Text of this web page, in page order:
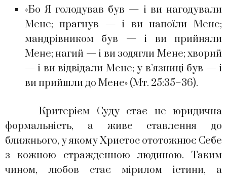
«Бо Я голодував був — і ви нагодували
Мене; прагнув — і ви напоїли Мене;
мандрівником був — і ви прийняли
Мене; нагий — і ви зодягли Мене; хворий
— і ви відвідали Мене; у в’язниці був — і
ви прийшли до Мене» (Мт. 25:35–36).
Критерієм Суду стає не юридична
формальність, а живе ставлення до
ближнього, у якому Христос ототожнює Себе
з кожною стражденною людиною. Таким
чином, любов стає мірилом істини, а